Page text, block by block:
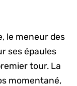
le meneur des
ses épaules
tour. La
momentané,